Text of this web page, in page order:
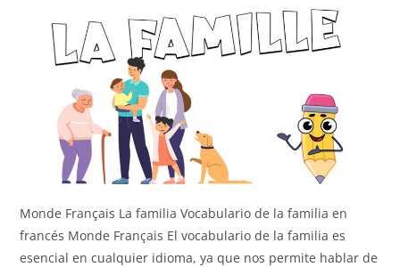
Monde Français La familia Vocabulario de la familia en
francés Monde Français El vocabulario de la familia es
esencial en cualquier idioma, ya que nos permite hablar de